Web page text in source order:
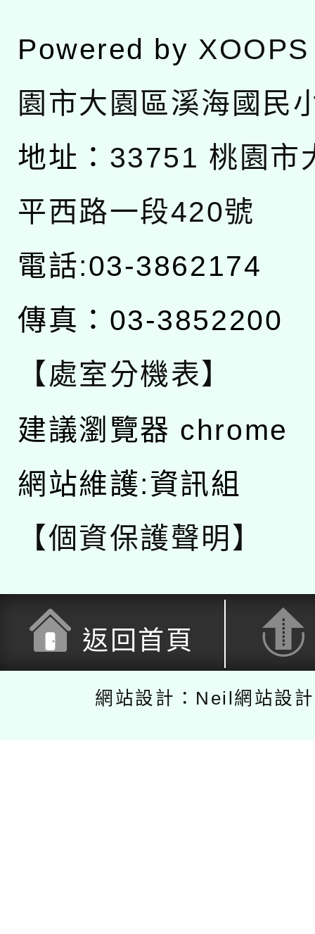
Powered by XOOPS
園市大園區溪海國民
地址： 33751 桃園市
平西路一段420號
電話:03-3862174
傳真：03-3852200
【處室分機表】
建議瀏覽器 chrome
網站維護:資訊組
【個資保護聲明】
返回首頁
網站設計：Neil網站設